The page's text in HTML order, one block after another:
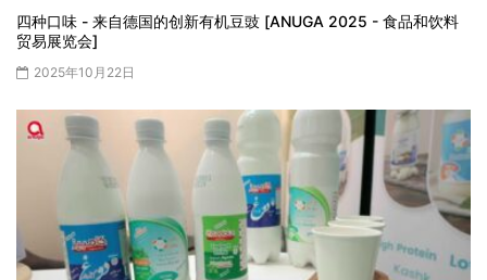
四种口味 - 来自德国的创新有机豆豉 [ANUGA 2025 - 食品和饮料
贸易展览会]
2025年10月22日